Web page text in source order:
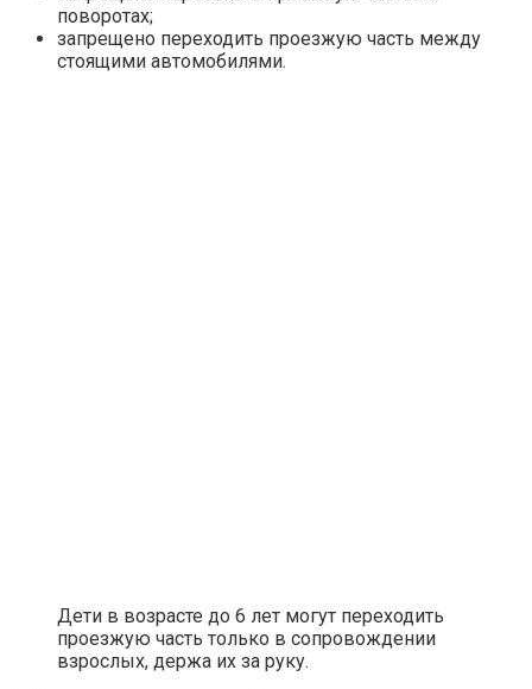
поворотах;
запрещено переходить проезжую часть между
стоящими автомобилями.
Дети в возрасте до 6 лет могут переходить
проезжую часть только в сопровождении
взрослых, держа их за руку.